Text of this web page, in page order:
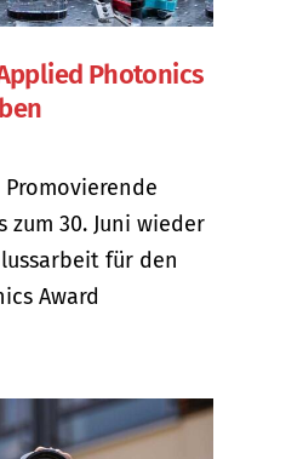
Photonics
zum 30. Juni wieder
für den
Award